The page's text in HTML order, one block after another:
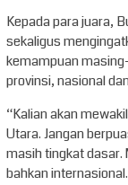
Kepada para juara,
sekaligus
kemampuan
provinsi, nasional
“Kalian akan
Utara. Jangan
masih tingkat dasar.
bahkan